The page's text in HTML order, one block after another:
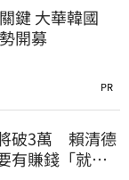
鍵 大華韓國
開募
PR
破3萬 賴清德
有賺錢「就該